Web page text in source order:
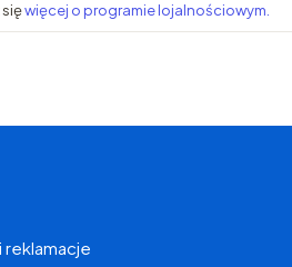
więcej o programie lojalnościowym.
w stopce
reklamacje